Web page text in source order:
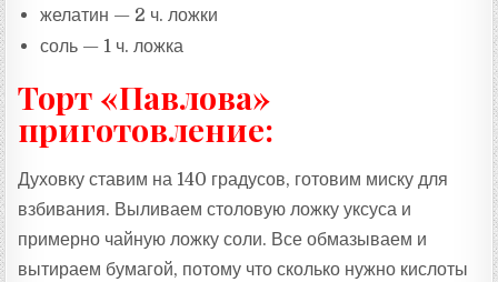
желатин — 2 ч. ложки
соль — 1 ч. ложка
Торт «Павлова»
приготовление:
Духовку ставим на 140 градусов, готовим миску для
взбивания. Выливаем столовую ложку уксуса и
примерно чайную ложку соли. Все обмазываем и
вытираем бумагой, потому что сколько нужно кислоты